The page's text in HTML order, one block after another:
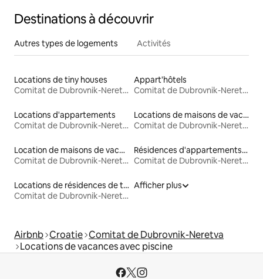
Destinations à découvrir
Autres types de logements Activités
Locations de tiny houses
Comitat de Dubrovnik-Neretva
Appart'hôtels
Comitat de Dubrovnik-Neretva
Locations d'appartements
Comitat de Dubrovnik-Neretva
Locations de maisons de vacances
Comitat de Dubrovnik-Neretva
Location de maisons de vacances
Comitat de Dubrovnik-Neretva
Résidences d'appartements en location
Comitat de Dubrovnik-Neretva
Locations de résidences de tourisme
Comitat de Dubrovnik-Neretva
Afficher plus
Airbnb Croatie Comitat de Dubrovnik-Neretva
Locations de vacances avec piscine